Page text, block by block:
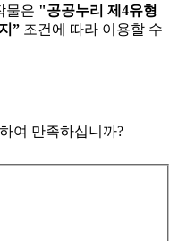
물은 "공공누리 제4유형
” 조건에 따라 이용할 수
여 만족하십니까?